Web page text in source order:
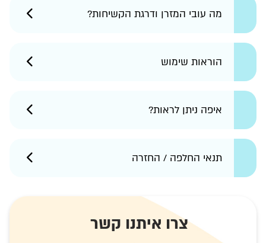
מה עובי המזרן ודרגת הקשיחות?
הוראות שימוש
איפה ניתן לראות?
תנאי החלפה / החזרה
צרו איתנו קשר